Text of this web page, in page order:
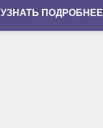
УЗНАТЬ ПОДРОБНЕЕ